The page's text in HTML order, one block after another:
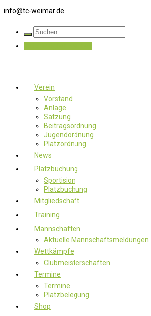
info@tc-weimar.de
Verein
Vorstand
Anlage
Satzung
Beitragsordnung
Jugendordnung
Platzordnung
News
Platzbuchung
Sportision
Platzbuchung
Mitgliedschaft
Training
Mannschaften
Aktuelle Mannschaftsmeldungen
Wettkämpfe
Clubmeisterschaften
Termine
Termine
Platzbelegung
Shop